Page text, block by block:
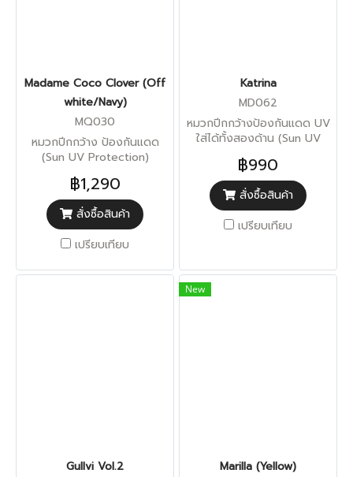
Madame Coco Clover (Off
white/Navy)
MQ030
หมวกปีกกว้าง ป้องกันแดด
(Sun UV Protection)
฿1,290
สั่งซื้อสินค้า
เปรียบเทียบ
Katrina
MD062
หมวกปีกกว้างป้องกันแดด UV
ใส่ได้ทั้งสองด้าน (Sun UV
฿990
สั่งซื้อสินค้า
เปรียบเทียบ
Gullvi Vol.2
New
Marilla (Yellow)